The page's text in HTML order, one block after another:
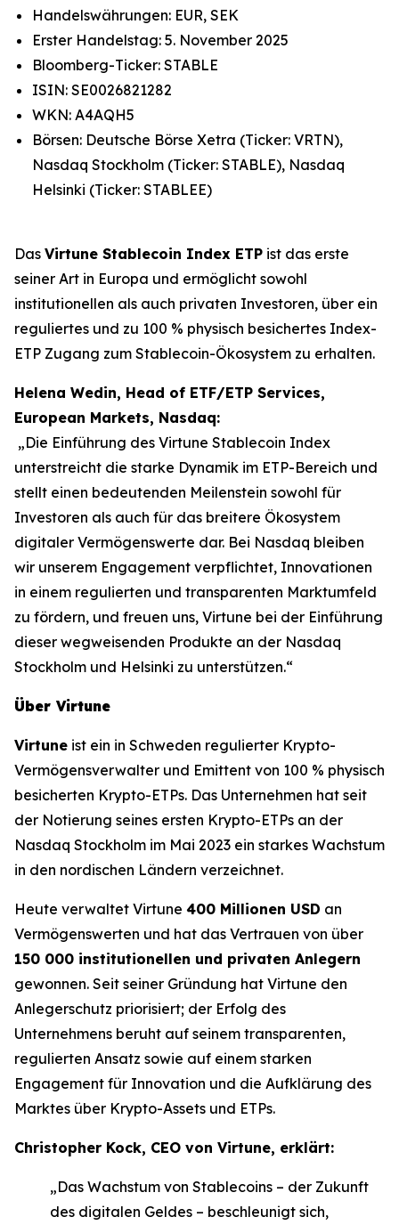
Handelswährungen: EUR, SEK
Erster Handelstag: 5. November 2025
Bloomberg-Ticker: STABLE
ISIN: SE0026821282
WKN: A4AQH5
Börsen: Deutsche Börse Xetra (Ticker: VRTN),
Nasdaq Stockholm (Ticker: STABLE), Nasdaq
Helsinki (Ticker: STABLEE)
Das Virtune Stablecoin Index ETP ist das erste
seiner Art in Europa und ermöglicht sowohl
institutionellen als auch privaten Investoren, über ein
reguliertes und zu 100 % physisch besichertes Index-
ETP Zugang zum Stablecoin-Ökosystem zu erhalten.
Helena Wedin, Head of ETF/ETP Services,
European Markets, Nasdaq:
„Die Einführung des Virtune Stablecoin Index
unterstreicht die starke Dynamik im ETP-Bereich und
stellt einen bedeutenden Meilenstein sowohl für
Investoren als auch für das breitere Ökosystem
digitaler Vermögenswerte dar. Bei Nasdaq bleiben
wir unserem Engagement verpflichtet, Innovationen
in einem regulierten und transparenten Marktumfeld
zu fördern, und freuen uns, Virtune bei der Einführung
dieser wegweisenden Produkte an der Nasdaq
Stockholm und Helsinki zu unterstützen.“
Über Virtune
Virtune ist ein in Schweden regulierter Krypto-
Vermögensverwalter und Emittent von 100 % physisch
besicherten Krypto-ETPs. Das Unternehmen hat seit
der Notierung seines ersten Krypto-ETPs an der
Nasdaq Stockholm im Mai 2023 ein starkes Wachstum
in den nordischen Ländern verzeichnet.
Heute verwaltet Virtune 400 Millionen USD an
Vermögenswerten und hat das Vertrauen von über
150 000 institutionellen und privaten Anlegern
gewonnen. Seit seiner Gründung hat Virtune den
Anlegerschutz priorisiert; der Erfolg des
Unternehmens beruht auf seinem transparenten,
regulierten Ansatz sowie auf einem starken
Engagement für Innovation und die Aufklärung des
Marktes über Krypto-Assets und ETPs.
Christopher Kock, CEO von Virtune, erklärt:
„Das Wachstum von Stablecoins – der Zukunft
des digitalen Geldes – beschleunigt sich,